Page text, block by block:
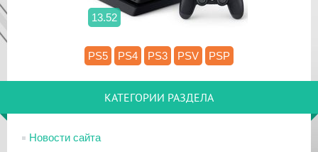
13.52
PS5 PS4 PS3 PSV PSP
КАТЕГОРИИ РАЗДЕЛА
Новости сайта